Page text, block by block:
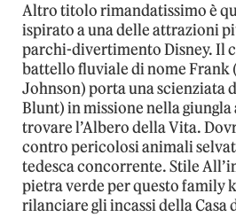
Altro titolo rimandatissimo è
ispirato a una delle attrazioni
parchi-divertimento Disney. Il
battello fluviale di nome Frank
Johnson) porta una scienziata
Blunt) in missione nella
trovare l’Albero della Vita.
contro pericolosi animali
tedesca concorrente. Stile
pietra verde per questo family
rilanciare gli incassi della Casa